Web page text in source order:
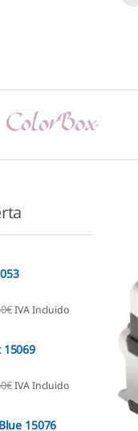
€ IVA Incluido
€ IVA Incluido
15076